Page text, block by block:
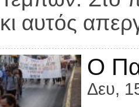
κι αυτός
Ο
Δευ,